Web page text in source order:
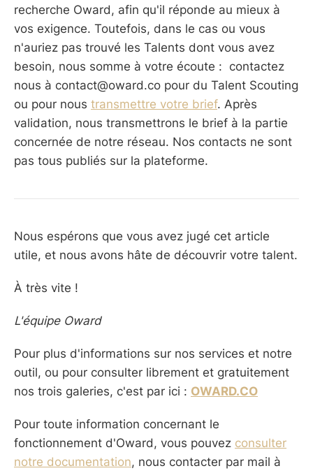
recherche Oward, afin qu'il réponde au mieux à
vos exigence. Toutefois, dans le cas ou vous
n'auriez pas trouvé les Talents dont vous avez
besoin, nous somme à votre écoute : contactez
nous à contact@oward.co pour du Talent Scouting
ou pour nous transmettre votre brief. Après
validation, nous transmettrons le brief à la partie
concernée de notre réseau. Nos contacts ne sont
pas tous publiés sur la plateforme.
Nous espérons que vous avez jugé cet article
utile, et nous avons hâte de découvrir votre talent.
À très vite !
L'équipe Oward
Pour plus d'informations sur nos services et notre
outil, ou pour consulter librement et gratuitement
nos trois galeries, c'est par ici : OWARD.CO
Pour toute information concernant le
fonctionnement d'Oward, vous pouvez consulter
notre documentation, nous contacter par mail à